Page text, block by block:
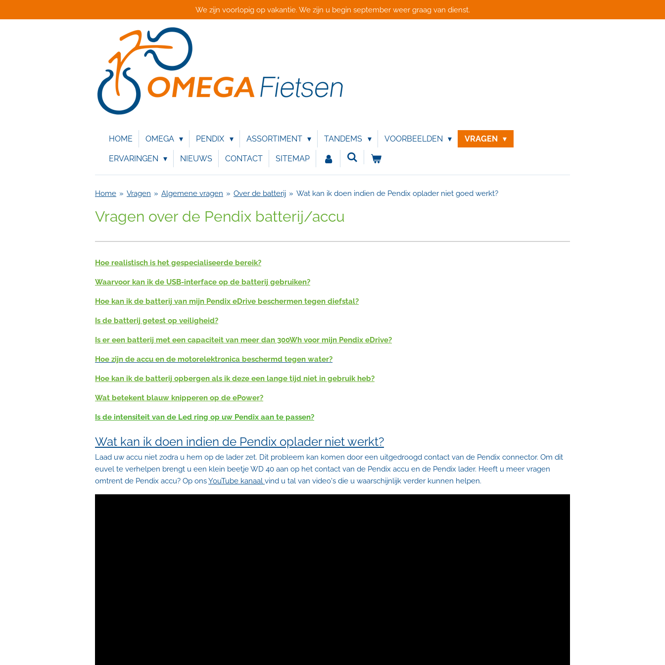
direct
We zijn voorlopig op vakantie. We zijn u begin september weer graag van dienst.
HOME OMEGA PENDIX ASSORTIMENT TANDEMS VOORBEELDEN VRAGEN
ERVARINGEN NIEUWS CONTACT SITEMAP
Home » Vragen » Algemene vragen » Over de batterij » Wat kan ik doen indien de Pendix oplader niet goed werkt?
Vragen over de Pendix batterij/accu
Hoe realistisch is het gespecialiseerde bereik?
Waarvoor kan ik de USB-interface op de batterij gebruiken?
Hoe kan ik de batterij van mijn Pendix eDrive beschermen tegen diefstal?
Is de batterij getest op veiligheid?
Is er een batterij met een capaciteit van meer dan 300Wh voor mijn Pendix eDrive?
Hoe zijn de accu en de motorelektronica beschermd tegen water?
Hoe kan ik de batterij opbergen als ik deze een lange tijd niet in gebruik heb?
Wat betekent blauw knipperen op de ePower?
Is de intensiteit van de Led ring op uw Pendix aan te passen?
Wat kan ik doen indien de Pendix oplader niet werkt?
Laad uw accu niet zodra u hem op de lader zet. Dit probleem kan komen door een uitgedroogd contact van de Pendix connector. Om dit
euvel te verhelpen brengt u een klein beetje WD 40 aan op het contact van de Pendix accu en de Pendix lader. Heeft u meer vragen
omtrent de Pendix accu? Op onsYouTube kanaal vind u tal van video's die u waarschijnlijk verder kunnen helpen.